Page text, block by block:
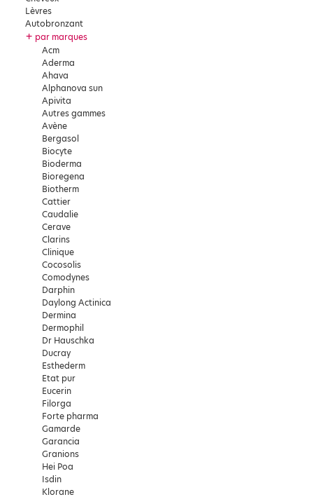
Lèvres
Autobronzant
+ par marques
Acm
Aderma
Ahava
Alphanova sun
Apivita
Autres gammes
Avène
Bergasol
Biocyte
Bioderma
Bioregena
Biotherm
Cattier
Caudalie
Cerave
Clarins
Clinique
Cocosolis
Comodynes
Darphin
Daylong Actinica
Dermina
Dermophil
Dr Hauschka
Ducray
Esthederm
Etat pur
Eucerin
Filorga
Forte pharma
Gamarde
Garancia
Granions
Hei Poa
Isdin
Klorane